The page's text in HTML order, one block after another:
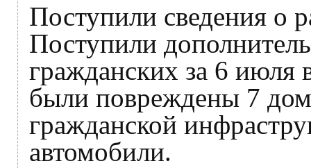
Поступили сведения о
Поступили
гражданских за 6
были повреждены 7
гражданской
автомобили.